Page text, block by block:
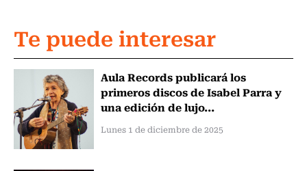
Te puede interesar
Aula Records publicará los
primeros discos de Isabel Parra y
una edición de lujo...
Lunes 1 de diciembre de 2025